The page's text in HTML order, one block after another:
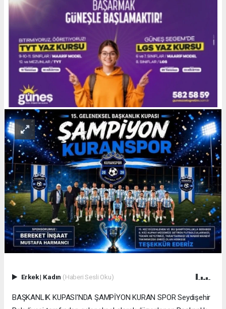
Erkek| Kadın (Haberi Sesli Oku)
BAŞKANLIK KUPASI'NDA ŞAMPİYON KURAN SPOR Seydişehir